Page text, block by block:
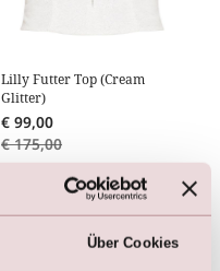
Über Cookies
Lilly Futter Top (Cream
Glitter)
€ 99,00
€ 175,00